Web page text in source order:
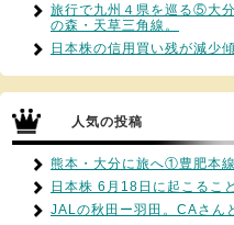
旅行で九州４県を巡る⑤大
の森・天草三角線。
日本株の信用買い残が減少
人気の投稿
熊本・大分に旅へ①豊肥本
日本株 6月18日に起こるこ
JALの秋田ー羽田。CAさん